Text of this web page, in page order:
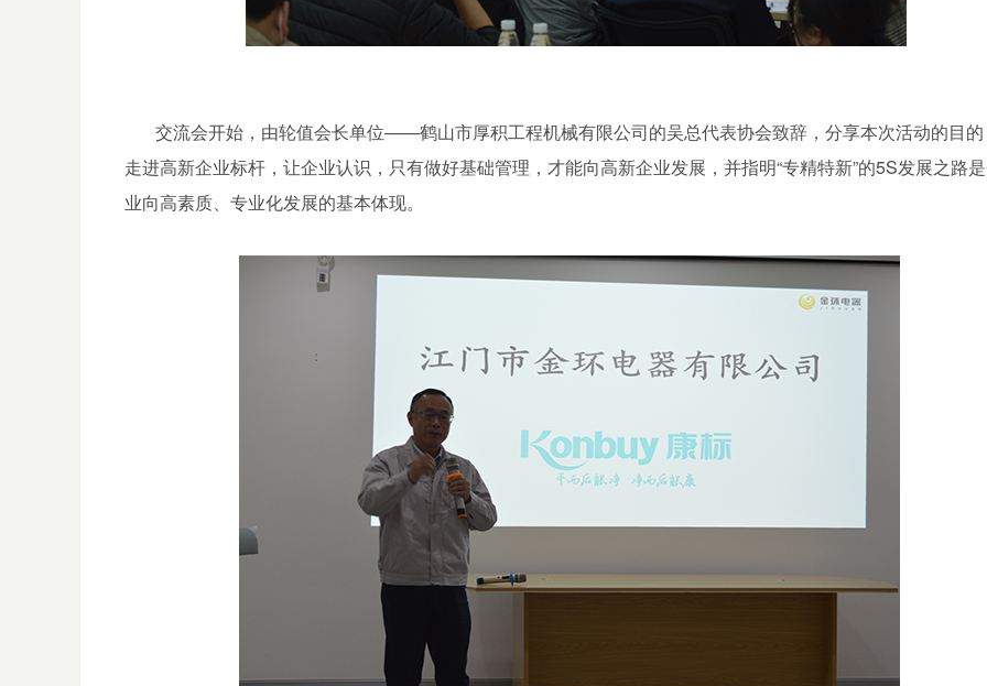
交流会开始，由轮值会长单位——鹤山市厚积工程机械有限公司的吴总代表协会致辞，分享本次活动的目
走进高新企业标杆，让企业认识，只有做好基础管理，才能向高新企业发展，并指明“专精特新”的5S发展之路
业向高素质、专业化发展的基本体现。